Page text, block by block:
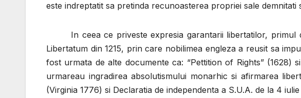
este indreptatit sa pretinda recunoasterea propriei sale demnitati
In ceea ce priveste expresia garantarii libertatilor,
Libertatum din 1215, prin care nobilimea engleza a reusit sa
fost urmata de alte documente ca: “Pettition of Rights” (1628)
urmareau ingradirea absolutismului monarhic si afirmarea
(Virginia 1776) si Declaratia de independenta a S.U.A. de la 4 iulie